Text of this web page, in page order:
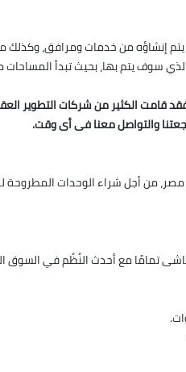
إنشاؤه من خدمات ومرافق، وكذلك
قامت الكثير من شركات التطوير
والتواصل معنا فى أى وقت.
تمامًا مع أحدث النُظُم في السوق